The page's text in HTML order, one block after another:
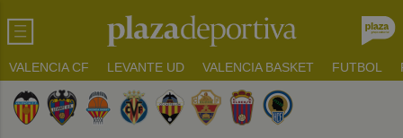
VALENCIA CF LEVANTE UD VALENCIA BASKET FUTBOL